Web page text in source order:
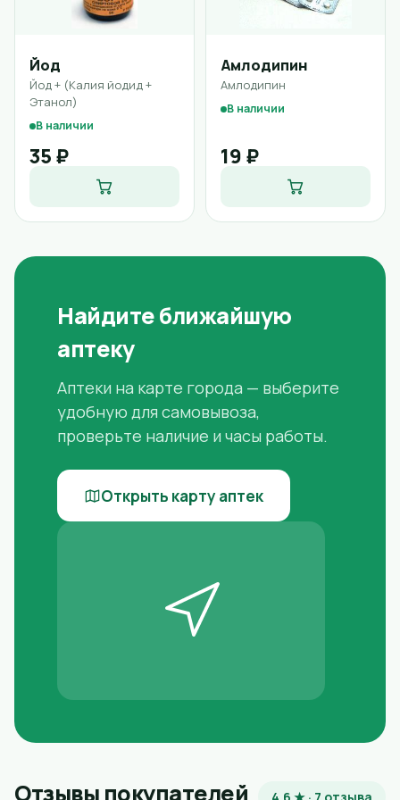
Йод
Йод + (Калия йодид +
Этанол)
В наличии
35 ₽
Амлодипин
Амлодипин
В наличии
19 ₽
Найдите ближайшую
аптеку
Аптеки на карте города — выберите
удобную для самовывоза,
проверьте наличие и часы работы.
Открыть карту аптек
Отзывы покупателей